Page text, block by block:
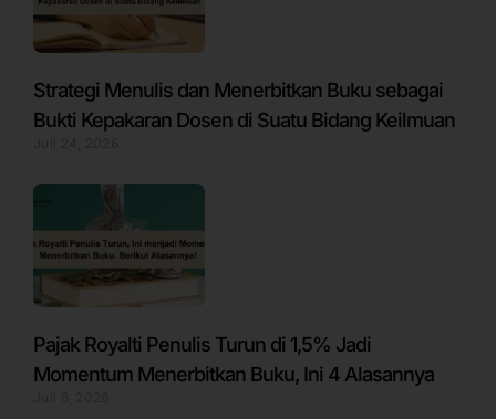
Strategi Menulis dan Menerbitkan Buku sebagai
Bukti Kepakaran Dosen di Suatu Bidang Keilmuan
Pajak Royalti Penulis Turun di 1,5% Jadi
Momentum Menerbitkan Buku, Ini 4 Alasannya